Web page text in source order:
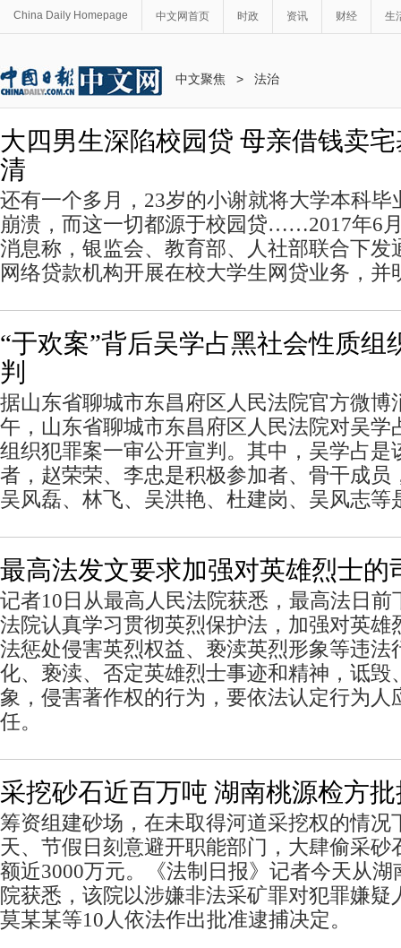
China Daily Homepage 中文网首页 时政 资讯 财经 生
中文聚焦 > 法治
大四男生深陷校园贷 母亲借钱卖
清
还有一个多月，23岁的小谢就将大学本科毕
崩溃，而这一切都源于校园贷……2017年6
消息称，银监会、教育部、人社部联合下发
网络贷款机构开展在校大学生网贷业务，并
“于欢案”背后吴学占黑社会性质组
判
据山东省聊城市东昌府区人民法院官方微博
午，山东省聊城市东昌府区人民法院对吴学
组织犯罪案一审公开宣判。其中，吴学占是
者，赵荣荣、李忠是积极参加者、骨干成员
吴风磊、林飞、吴洪艳、杜建岗、吴风志等
最高法发文要求加强对英雄烈士的
记者10日从最高人民法院获悉，最高法日前
法院认真学习贯彻英烈保护法，加强对英雄
法惩处侵害英烈权益、亵渎英烈形象等违法
化、亵渎、否定英雄烈士事迹和精神，诋毁
象，侵害著作权的行为，要依法认定行为人
任。
采挖砂石近百万吨 湖南桃源检方
筹资组建砂场，在未取得河道采挖权的情况
天、节假日刻意避开职能部门，大肆偷采砂
额近3000万元。《法制日报》记者今天从
院获悉，该院以涉嫌非法采矿罪对犯罪嫌疑
莫某某等10人依法作出批准逮捕决定。